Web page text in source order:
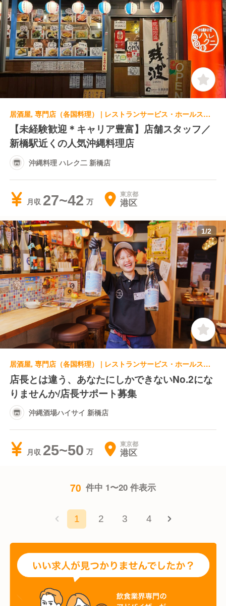
居酒屋, 専門店（各国料理） | レストランサービス・ホールスタッフ | 沖縄料理 ハレク二 新橋店
【未経験歓迎＊キャリア豊富】店舗スタッフ／
新橋駅近くの人気沖縄料理店
沖縄料理 ハレク二 新橋店
月収 27~42 東京都
港区
1/2
居酒屋, 専門店（各国料理） | レストランサービス・ホールスタッフ | 沖縄酒場ハイサイ 新橋店
店長とは違う、あなたにしかできないNo.2にな
りませんか/店長サポート募集
沖縄酒場ハイサイ 新橋店
月収 25~50 東京都
港区
70 件中 1〜20 件表示
1 2 3 4